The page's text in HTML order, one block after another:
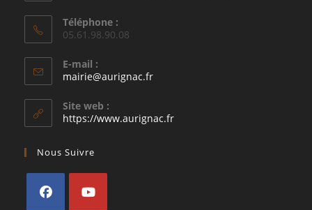
Téléphone :
05.61.98.90.08
E-mail :
mairie@aurignac.frS’ouvre
application
Site web :
https://www.aurignac.fr
Nous Suivre